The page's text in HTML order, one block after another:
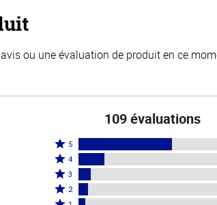
ou une évaluation de produit en ce
109 évaluations
Coté
5
étoiles
par
5
Coté
4
étoiles
4
Coté
3
3
Coté
2